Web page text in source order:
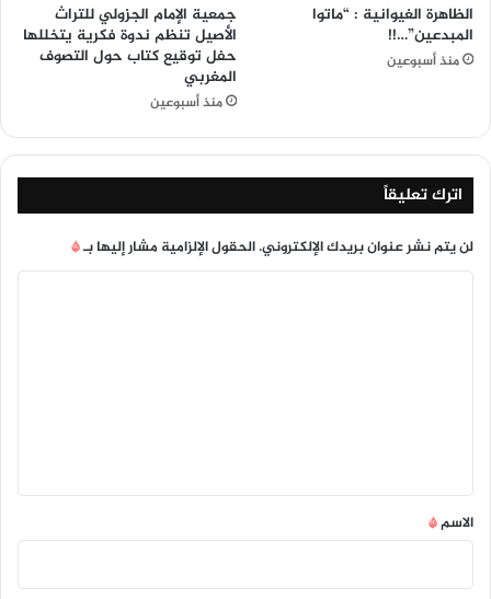
الظاهرة الغيوانية : “ماتوا
المبدعين”…!!
منذ أسبوعين
جمعية الإمام الجزولي للتراث
الأصيل تنظم ندوة فكرية يتخللها
حفل توقيع كتاب حول التصوف
المغربي
منذ أسبوعين
اترك تعليقاً
لن يتم نشر عنوان بريدك الإلكتروني.الحقول الإلزامية مشار إليها بـ*
*
الاسم*